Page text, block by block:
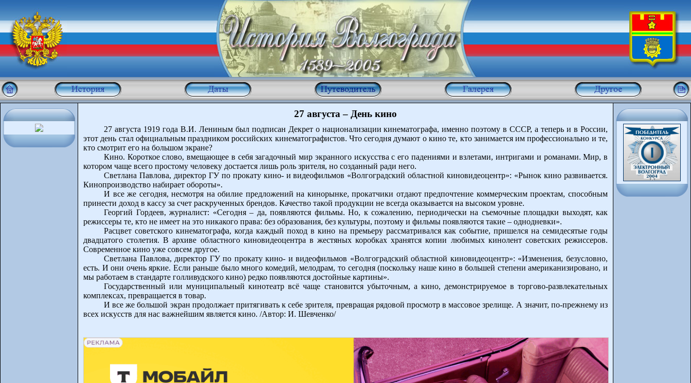
27 августа – День кино
27 августа 1919 года В.И. Лениным был подписан Декрет о национализации кинематографа, именно поэтому в СССР, а теперь и в России,
этот день стал официальным праздником российских кинематографистов. Что сегодня думают о кино те, кто занимается им профессионально и те,
кто смотрит его на большом экране?
Кино. Короткое слово, вмещающее в себя загадочный мир экранного искусства с его падениями и взлетами, интригами и романами. Мир, в
котором чаще всего простому человеку достается лишь роль зрителя, но созданный ради него.
Светлана Павлова, директор ГУ по прокату кино- и видеофильмов «Волгоградский областной киновидеоцентр»: «Рынок кино развивается.
Кинопроизводство набирает обороты».
И все же сегодня, несмотря на обилие предложений на кинорынке, прокатчики отдают предпочтение коммерческим проектам, способным
принести доход в кассу за счет раскрученных брендов. Качество такой продукции не всегда оказывается на высоком уровне.
Георгий Гордеев, журналист: «Сегодня – да, появляются фильмы. Но, к сожалению, периодически на съемочные площадки выходят, как
режиссеры те, кто не имеет на это никакого права: без образования, без культуры, поэтому и фильмы появляются такие – однодневки».
Расцвет советского кинематографа, когда каждый поход в кино на премьеру рассматривался как событие, пришелся на семидесятые годы
двадцатого столетия. В архиве областного киновидеоцентра в жестяных коробках хранятся копии любимых кинолент советских режиссеров.
Современное кино уже совсем другое.
Светлана Павлова, директор ГУ по прокату кино- и видеофильмов «Волгоградский областной киновидеоцентр»: «Изменения, безусловно,
есть. И они очень яркие. Если раньше было много комедий, мелодрам, то сегодня (поскольку наше кино в большей степени американизировано, и
мы работаем в стандарте голливудского кино) редко появляются достойные картины».
Государственный или муниципальный кинотеатр всё чаще становится убыточным, а кино, демонстрируемое в торгово-развлекательных
комплексах, превращается в товар.
И все же большой экран продолжает притягивать к себе зрителя, превращая рядовой просмотр в массовое зрелище. А значит, по-прежнему из
всех искусств для нас важнейшим является кино. /Автор: И. Шевченко/